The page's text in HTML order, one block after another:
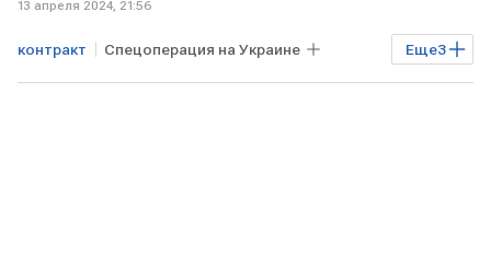
13 апреля 2024, 21:56
Еще3
контракт Спецоперация на Украине
УКРАИНА Минобороны Украины